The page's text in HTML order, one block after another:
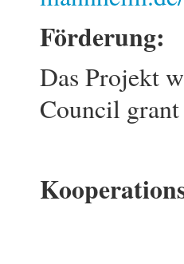
Förderung:
Das Projekt
Council